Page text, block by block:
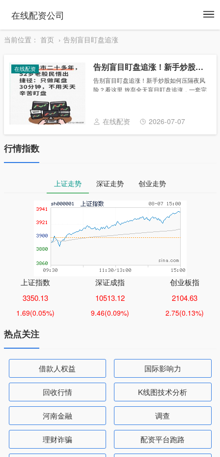
在线配资公司
当前位置： 首页 告别盲目盯盘追涨
在线配资 告别盲目盯盘追涨！新手炒股如何压隔夜风险？看这里
告别盲目盯盘追涨！新手炒股如何压隔夜风
险？看这里 放弃全天盲目盯盘追涨，一套完
慎。本文仅为个人观点，里面的观点只是和
大家交......
在线配资 2026-07-07
行情指数
上证走势 深证走势 创业走势
上证指数
3350.13
1.69(0.05%)
深证成指
10513.12
9.46(0.09%)
创业板指
2104.63
2.75(0.13%)
热点关注
借款人权益 国际影响力
回收行情 K线图技术分析
河南金融 调查
理财诈骗 配资平台跑路